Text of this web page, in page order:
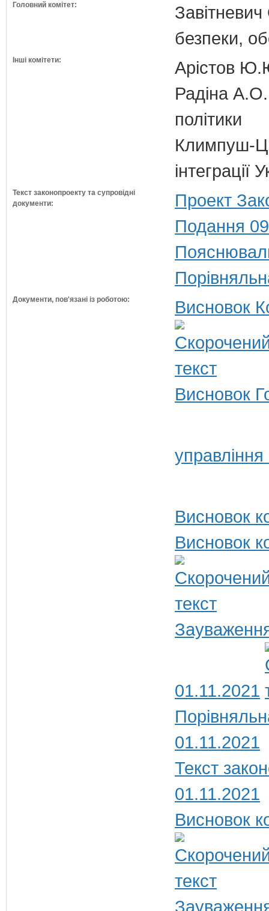
Головний комітет:
безпеки,
Інші комітети:
Арістов
Радіна А.О.
політики
Климпуш-
Текст законопроекту та супровідні
документи:
Проект
Подання
Документи, пов'язані із роботою: Висновок
Висновок
Висновок
Висновок
01.11.2021
01.11.2021
Текст
01.11.2021
Висновок